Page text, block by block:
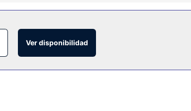
sin asistencia gratuito disponible.
Ver disponibilidad